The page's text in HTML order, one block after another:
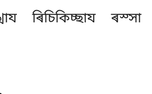
ৰিচিকিচ্ছায